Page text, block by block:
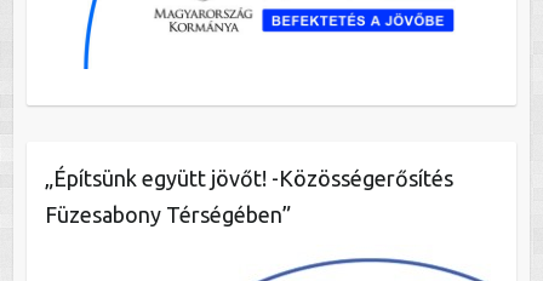
„Építsünk együtt jövőt! -Közösségerősítés
Füzesabony Térségében”